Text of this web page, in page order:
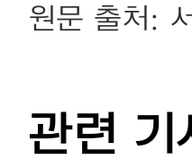
원문 출처:
관련 기